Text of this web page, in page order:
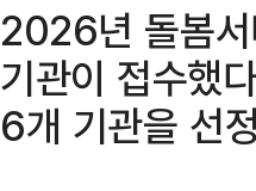
2026년 돌봄
기관이 접수했
6개 기관을 선